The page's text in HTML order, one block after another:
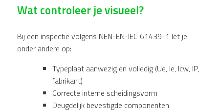
Wat controleer je visueel?
Bij een inspectie volgens NEN-EN-IEC 61439-1 let je
onder andere op:
Typeplaat aanwezig en volledig (Ue, Ie, Icw, IP,
fabrikant)
Correcte interne scheidingsvorm
Deugdelijk bevestigde componenten